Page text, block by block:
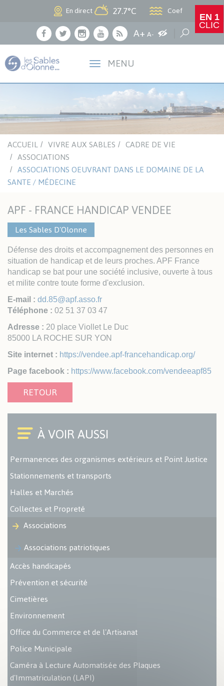
EN 1
CLIC
En direct 27.7°C Coef
Facebook
TwitterInstagram
YoutubeRSSA+Agrandir le texte
A-Réduire le texte
Augmenter les
MENU
ACCUEIL VIVRE AUX SABLES
CADRE DE VIE
ASSOCIATIONS
ASSOCIATIONS OEUVRANT DANS LE DOMAINE DE LA
SANTE / MÉDECINE
APF - FRANCE HANDICAP VENDEE
Les Sables D'Olonne
Défense des droits et accompagnement des personnes en
situation de handicap et de leurs proches. APF France
handicap se bat pour une société inclusive, ouverte à tous
et milite contre toute forme d'exclusion.
E-mail : dd.85@apf.asso.fr
Téléphone : 02 51 37 03 47
Adresse : 20 place Viollet Le Duc
85000 LA ROCHE SUR YON
Site internet : https://vendee.apf-francehandicap.org/
Page facebook : https://www.facebook.com/vendeeapf85
RETOUR
Permanences des organismes extérieurs et Point Justice
Stationnements et transports
Halles et Marchés
Collectes et Propreté
Associations
Associations patriotiques
Accès handicapés
Prévention et sécurité
Cimetières
Environnement
Office du Commerce et de l'Artisanat
Police Municipale
Caméra à Lecture Automatisée des Plaques
d'Immatriculation (LAPI)
Panneau de gestion des cookies